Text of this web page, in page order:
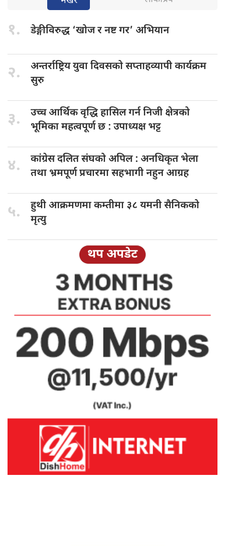
१. डेङ्गीविरुद्ध ‘खोजर नष्ट गर’ अभियान
२. अन्तर्राष्ट्रिय युवादिवसको सप्ताहव्यापी कार्यक्रम
सुरु
३. उच्च आर्थिकवृद्धि हासिल गर्न निजी क्षेत्रको
भूमिका महत्वपूर्ण छ : उपाध्यक्ष भट्ट
४. कांग्रेस दलितसंघको अपिल : अनधिकृत भेला
तथा भ्रमपूर्ण प्रचारमा सहभागी नहुन आग्रह
५. हुथी आक्रमणमाकम्तीमा ३८ यमनी सैनिकको
मृत्यु
थप अपडेट